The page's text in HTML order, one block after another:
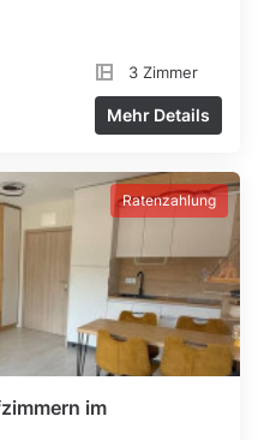
3 Zimmer
Mehr Details
Ratenzahlung
im